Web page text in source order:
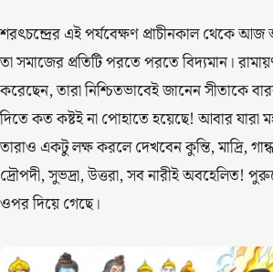
শরৎচন্দ্রের এই পর্যবেক্ষণ প্রাচীনকাল থেকে আজ
তা সমাজের প্রতিটি পরতে পরতে বিদ্যমান।
করেছেন, তারা নিশ্চিতভাবেই জানেন সীতাকে
দিতে কত কষ্টই না পোহাতে হয়েছে! আবার যারা
তারাও একটু লক্ষ করলে দেখবেন কুন্তি, মাদ্রি,
দ্রৌপদী, সুভদ্রা, উত্তরা, সব নারীই অবহেলিত!
ওপর দিয়ে গেছে।